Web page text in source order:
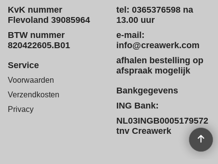
KvK nummer
Flevoland 39085964
BTW nummer
820422605.B01
tel: 0365376598 na
13.00 uur
e-mail:
info@creawerk.com
afhalen bestelling op
afspraak mogelijk
Service
Voorwaarden
Verzendkosten
Privacy
Bankgegevens
ING Bank:
NL03INGB0005179572
tnv Creawerk